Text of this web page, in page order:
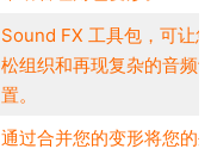
Sound FX 工具包，可让
松组织和再现复杂的音频
置。
通过合并您的变形将您的